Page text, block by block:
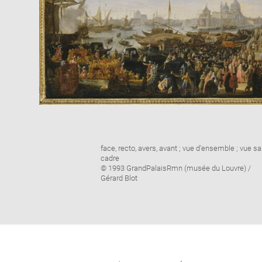
Image
caption:
face, recto, avers, avant ; vue d'ensemble ; vue
cadre
© 1993 GrandPalaisRmn (musée du Louvre) /
Gérard Blot